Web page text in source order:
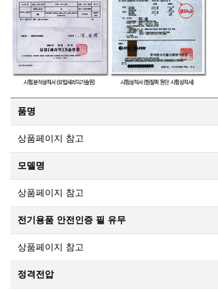
품명
상품페이지 참고
모델명
상품페이지 참고
전기용품 안전인증 필 유무
상품페이지 참고
정격전압